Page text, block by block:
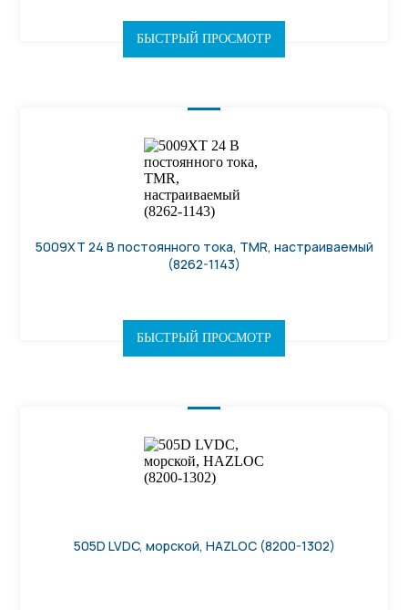
БЫСТРЫЙ ПРОСМОТР
5009XT 24 В постоянного тока, TMR, настраиваемый
(8262-1143)
БЫСТРЫЙ ПРОСМОТР
505D LVDC, морской, HAZLOC (8200-1302)